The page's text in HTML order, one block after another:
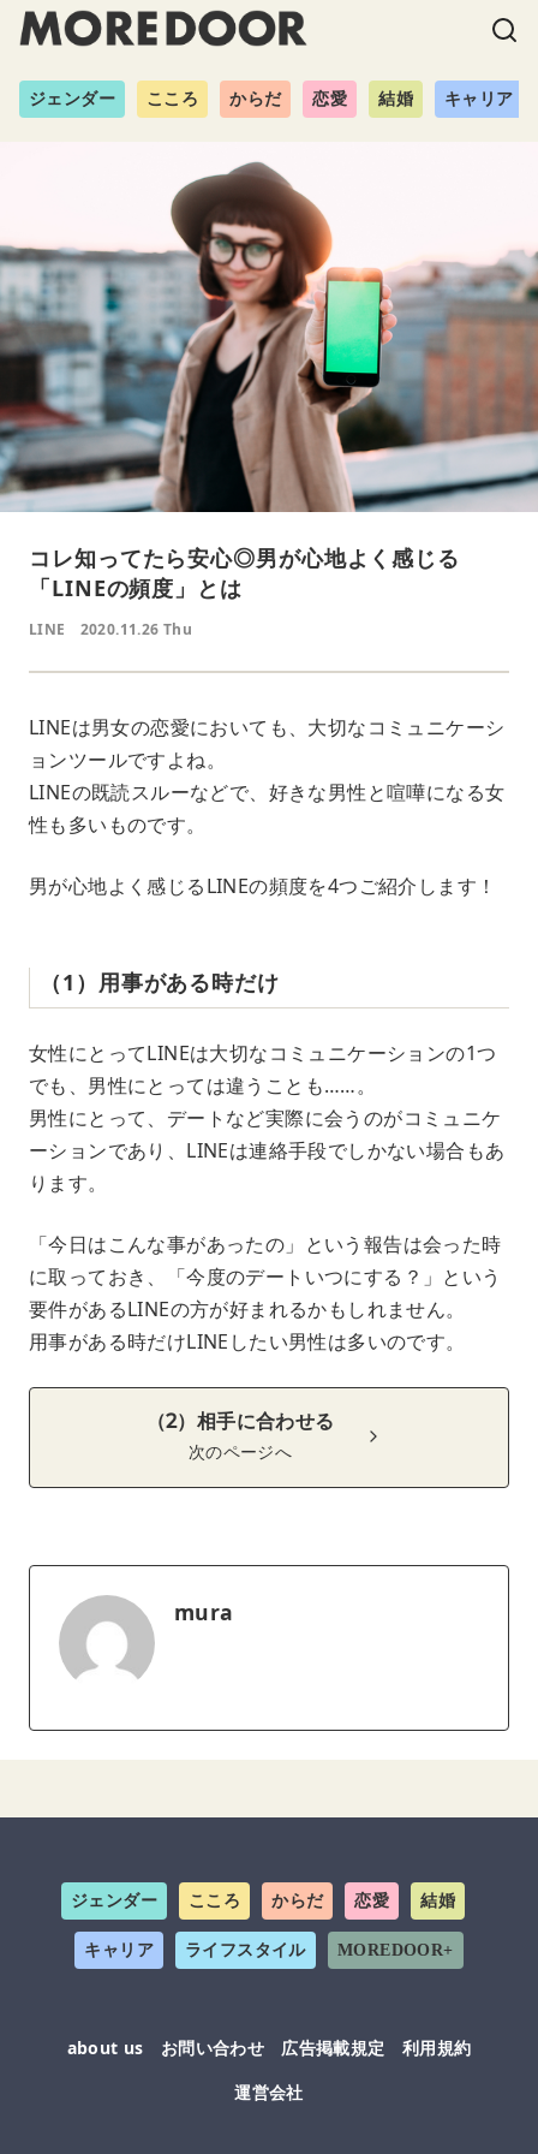
ジェンダー こころ からだ 恋愛 結婚 キャリア
コレ知ってたら安心◎男が心地よく感じる
「LINEの頻度」とは
LINE 2020.11.26 Thu
LINEは男女の恋愛においても、大切なコミュニケーシ
ョンツールですよね。
LINEの既読スルーなどで、好きな男性と喧嘩になる女
性も多いものです。
男が心地よく感じるLINEの頻度を4つご紹介します！
（1）用事がある時だけ
女性にとってLINEは大切なコミュニケーションの1つ
でも、男性にとっては違うことも……。
男性にとって、デートなど実際に会うのがコミュニケ
ーションであり、LINEは連絡手段でしかない場合もあ
ります。
「今日はこんな事があったの」という報告は会った時
に取っておき、「今度のデートいつにする？」という
要件があるLINEの方が好まれるかもしれません。
用事がある時だけLINEしたい男性は多いのです。
（2）相手に合わせる
次のページへ
mura
ジェンダー こころ からだ 恋愛 結婚
キャリア ライフスタイル MOREDOOR+
about us お問い合わせ 広告掲載規定
利用規約
運営会社